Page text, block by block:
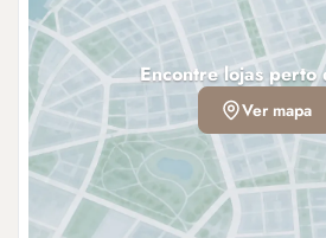
Encontre lojas perto
Ver mapa